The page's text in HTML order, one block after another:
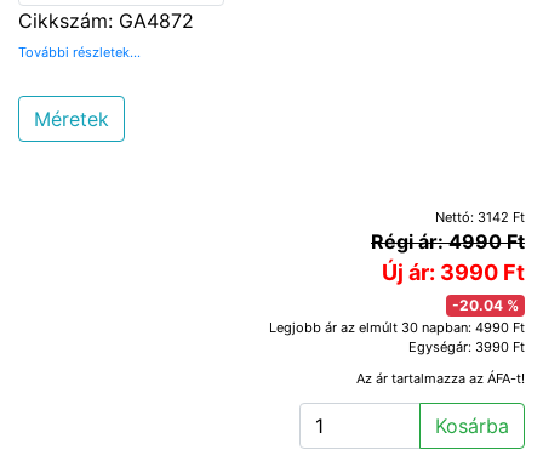
Cikkszám: GA4872
További részletek...
Méretek
Nettó: 3142 Ft
Régi ár: 4990 Ft
Új ár: 3990 Ft
-20.04 %
Legjobb ár az elmúlt 30 napban: 4990 Ft
Egységár: 3990 Ft
Az ár tartalmazza az ÁFA-t!
Kosárba